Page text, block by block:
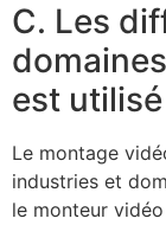
C. Les
est utilisé
Le montage
industries et
le monteur